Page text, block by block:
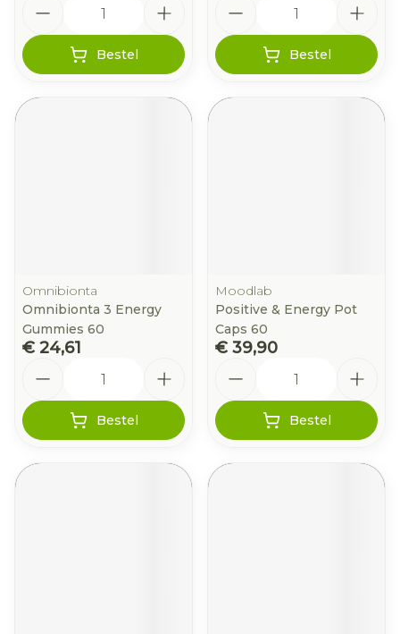
Bestel Bestel
Omnibionta
Omnibionta 3 Energy
Gummies 60
€ 24,61
Bestel
Moodlab
Positive & Energy Pot
Caps 60
€ 39,90
Bestel